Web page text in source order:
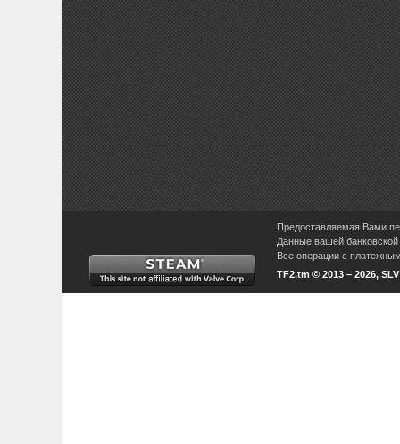
Предоставляемая Вами
Данные вашей
Все операции с
TF2.tm © 2013 – 2026,